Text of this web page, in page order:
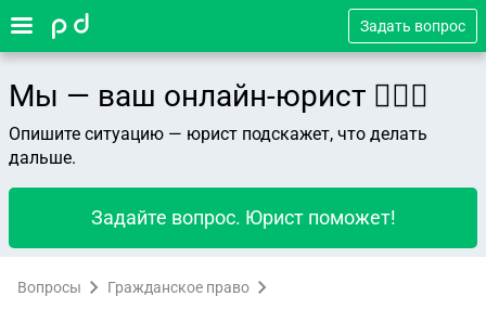
Задать вопрос
Мы — ваш онлайн-юрист 👨🏻‍⚖️
Опишите ситуацию — юрист подскажет, что делать
дальше.
Задайте вопрос. Юрист поможет!
Вопросы Гражданское право